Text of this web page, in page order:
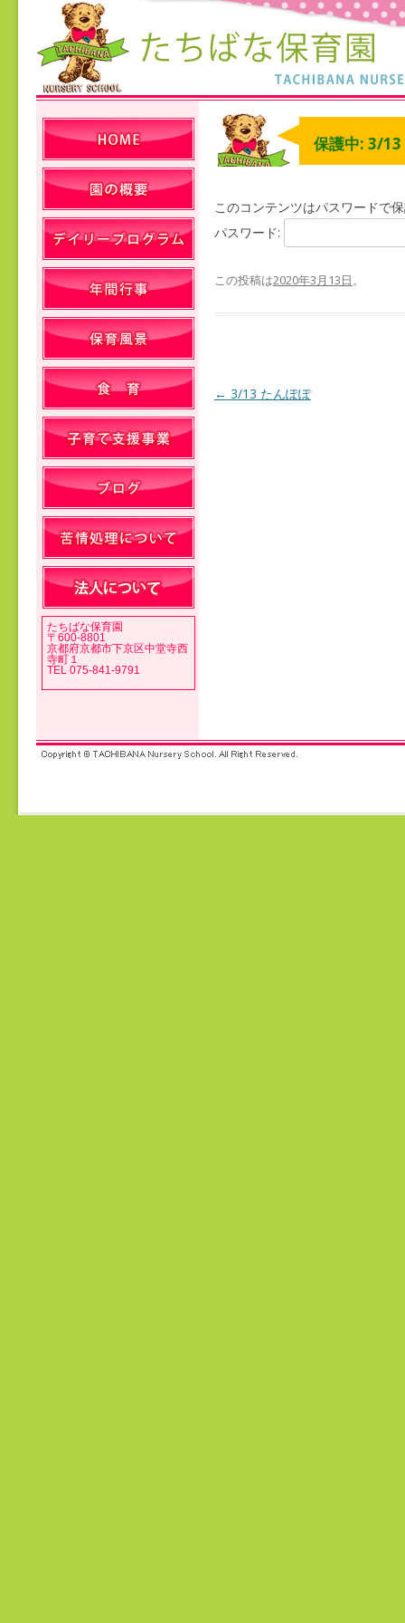
保護中: 3/13
このコンテンツはパスワードで
パスワード:
この投稿は2020年3月13日。
投稿ナビゲーション
← 3/13 たんぽぽ
たちばな保育園
〒600-8801
京都府京都市下京区中堂寺西
寺町１
TEL 075-841-9791